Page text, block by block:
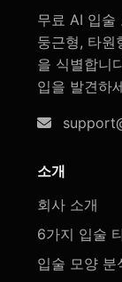
무료 AI 입술
둥근형, 타원
을 식별합니
입을 발견하
소개
회사 소개
6가지 입술
입술 모양 분